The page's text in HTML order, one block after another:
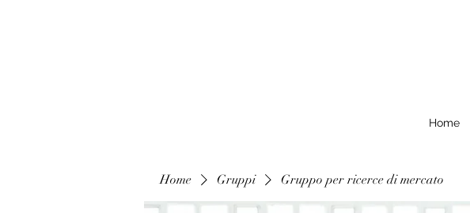
Home
Home Gruppi Gruppo per ricerce di mercato